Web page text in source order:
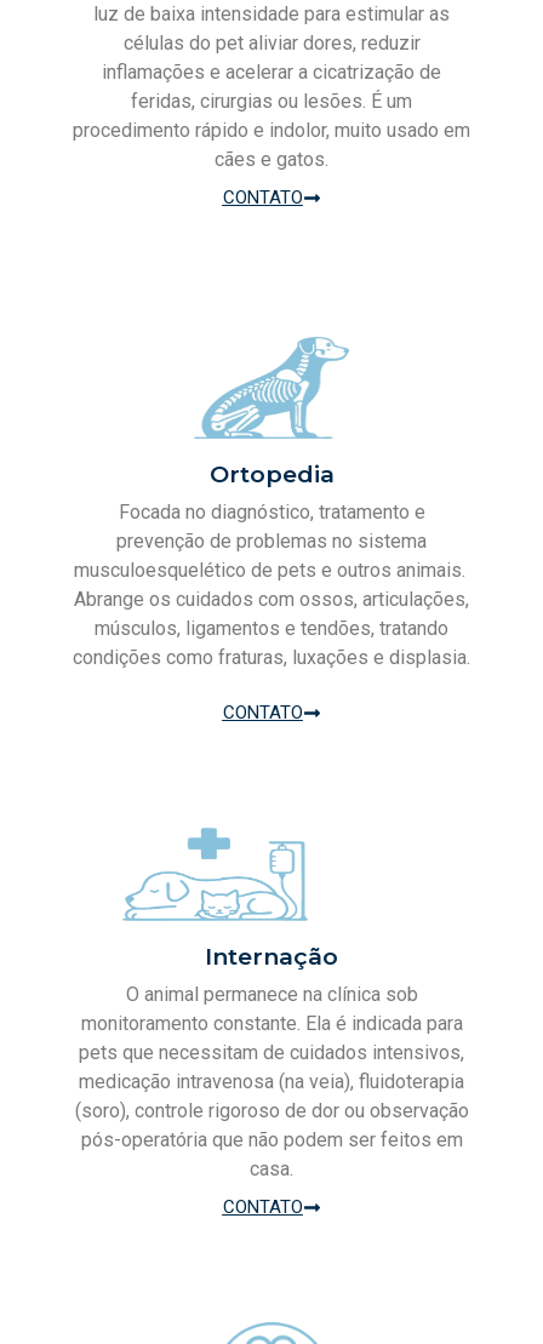
luz de baixa intensidade para estimular as
células do pet aliviar dores, reduzir
inflamações e acelerar a cicatrização de
feridas, cirurgias ou lesões. É um
procedimento rápido e indolor, muito usado em
cães e gatos.
CONTATO
Ortopedia
Focada no diagnóstico, tratamento e
prevenção de problemas no sistema
musculoesquelético de pets e outros animais.
Abrange os cuidados com ossos, articulações,
músculos, ligamentos e tendões, tratando
condições como fraturas, luxações e displasia.
CONTATO
Internação
O animal permanece na clínica sob
monitoramento constante. Ela é indicada para
pets que necessitam de cuidados intensivos,
medicação intravenosa (na veia), fluidoterapia
(soro), controle rigoroso de dor ou observação
pós-operatória que não podem ser feitos em
casa.
CONTATO